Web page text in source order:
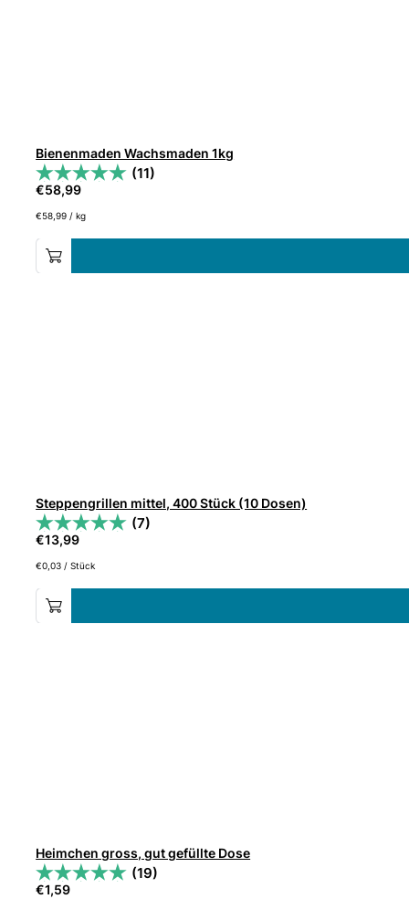
Bienenmaden Wachsmaden 1kg
(11)
€58,99
€58,99 /kg
Steppengrillen mittel, 400 Stück (10 Dosen)
(7)
€13,99
€0,03 /Stück
Heimchen gross, gut gefüllte Dose
(19)
€1,59